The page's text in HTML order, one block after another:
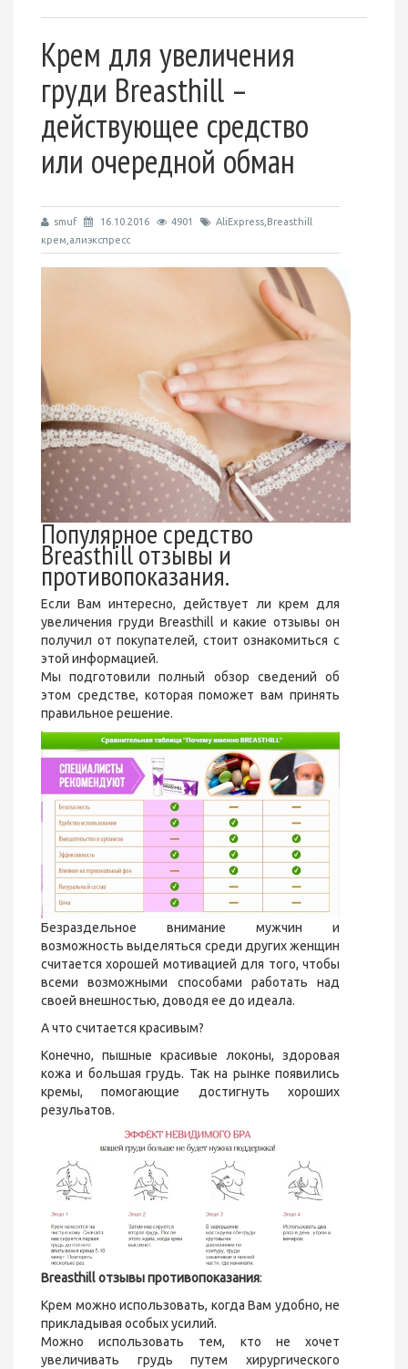
Крем для увеличения
груди Breasthill –
действующее средство
или очередной обман
smuf 16.10.2016 4901
AliExpress,Breasthill
крем,алиэкспресс
Популярное средство
Breasthill отзывы и
противопоказания.
Если Вам интересно, действует ли крем для
увеличения груди Breasthill и какие отзывы он
получил от покупателей, стоит ознакомиться с
этой информацией.
Мы подготовили полный обзор сведений об
этом средстве, которая поможет вам принять
правильное решение.
Безраздельное внимание мужчин и
возможность выделяться среди других женщин
считается хорошей мотивацией для того, чтобы
всеми возможными способами работать над
своей внешностью, доводя ее до идеала.
А что считается красивым?
Конечно, пышные красивые локоны, здоровая
кожа и большая грудь. Так на рынке появились
кремы, помогающие достигнуть хороших
резульатов.
Breasthill отзывы противопоказания:
Крем можно использовать, когда Вам удобно, не
прикладывая особых усилий.
Можно использовать тем, кто не хочет
увеличивать грудь путем хирургического